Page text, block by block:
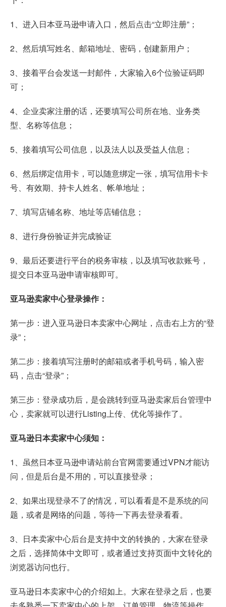
1、进入日本亚马逊申请入口，然后点击“立即注册”；
2、然后填写姓名、邮箱地址、密码，创建新用户；
3、接着平台会发送一封邮件，大家输入6个位验证码即
可；
4、企业卖家注册的话，还要填写公司所在地、业务类
型、名称等信息；
5、接着填写公司信息，以及法人以及受益人信息；
6、然后绑定信用卡，可以随意绑定一张，填写信用卡卡
号、有效期、持卡人姓名、帐单地址；
7、填写店铺名称、地址等店铺信息；
8、进行身份验证并完成验证
9、最后还要进行平台的税务审核，以及填写收款账号，
提交日本亚马逊申请审核即可。
亚马逊卖家中心登录操作：
第一步：进入亚马逊日本卖家中心网址，点击右上方的“登
录”；
第二步：接着填写注册时的邮箱或者手机号码，输入密
码，点击“登录”；
第三步：登录成功后，是会跳转到亚马逊卖家后台管理中
心，卖家就可以进行Listing上传、优化等操作了。
亚马逊日本卖家中心须知：
1、虽然日本亚马逊申请站前台官网需要通过VPN才能访
问，但是后台是不用的，可以直接登录；
2、如果出现登录不了的情况，可以看看是不是系统的问
题，或者是网络的问题，等待一下再去登录看看。
3、日本卖家中心后台是支持中文的转换的，大家在登录
之后，选择简体中文即可，或者通过支持页面中文转化的
浏览器访问也行。
亚马逊日本卖家中心的介绍如上。大家在登录之后，也要